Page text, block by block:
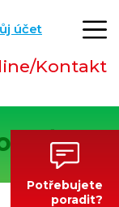
Kontakt
účet
Potřebujete
poradit?
/2